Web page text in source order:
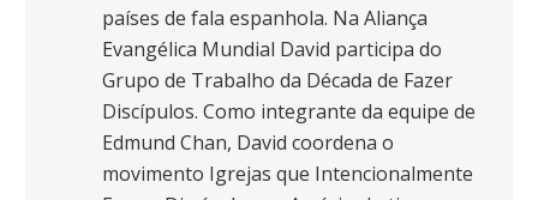
países de fala espanhola. Na Aliança
Evangélica Mundial David participa do
Grupo de Trabalho da Década de Fazer
Discípulos. Como integrante da equipe de
Edmund Chan, David coordena o
movimento Igrejas que Intencionalmente